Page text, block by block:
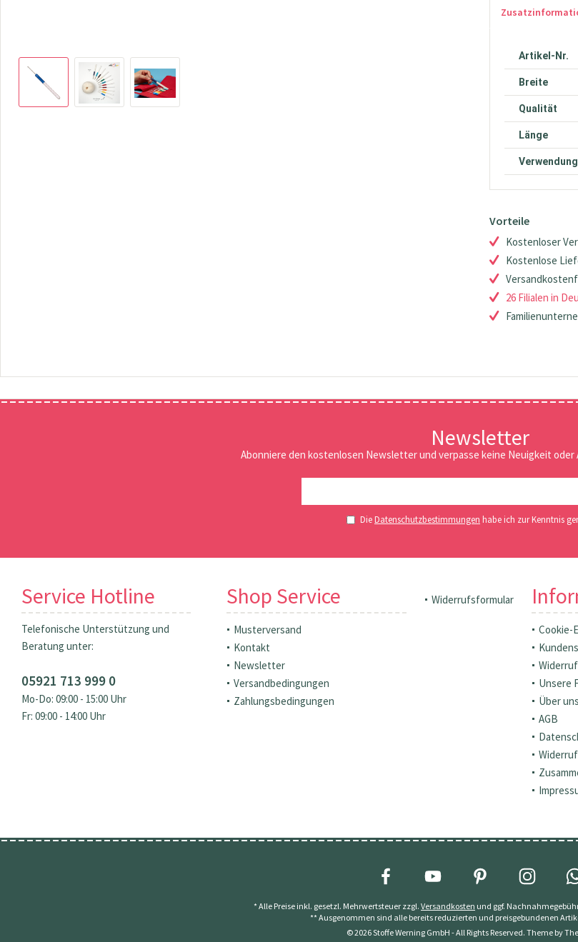
Artikel-Nr.
Breite
Qualität
Länge
Verwendung
Vorteile
Kostenloser
Kostenlose
26 Filialen in
Newsletter
Abonniere den kostenlosen Newsletter und verpasse keine Neuigkeit oder
DieDatenschutzbestimmungen habe ich zur Kenntnis
Service Hotline
Telefonische Unterstützung und
Beratung unter:
05921 713 999 0
Mo-Do: 09:00 - 15:00 Uhr
Fr: 09:00 - 14:00 Uhr
Shop Service
Musterversand
Kontakt
Newsletter
Versandbedingungen
Zahlungsbedingungen
Widerrufsformular
Cookie-
Unsere
Über uns
AGB
* Alle Preise inkl. gesetzl. Mehrwertsteuer zzgl. Versandkosten und ggf.
** Ausgenommen sind alle bereits reduzierten und preisgebundenen
© 2026 Stoffe Werning GmbH - All Rights Reserved. Theme by